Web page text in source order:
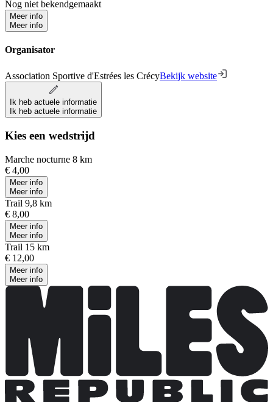
Nog niet bekendgemaakt
Meer info
Meer info
Organisator
Association Sportive d'Estrées les CrécyBekijk website
Ik heb actuele informatie
Ik heb actuele informatie
Kies een wedstrijd
Marche nocturne 8 km
€ 4,00
Meer info
Meer info
Trail 9,8 km
€ 8,00
Meer info
Meer info
Trail 15 km
€ 12,00
Meer info
Meer info